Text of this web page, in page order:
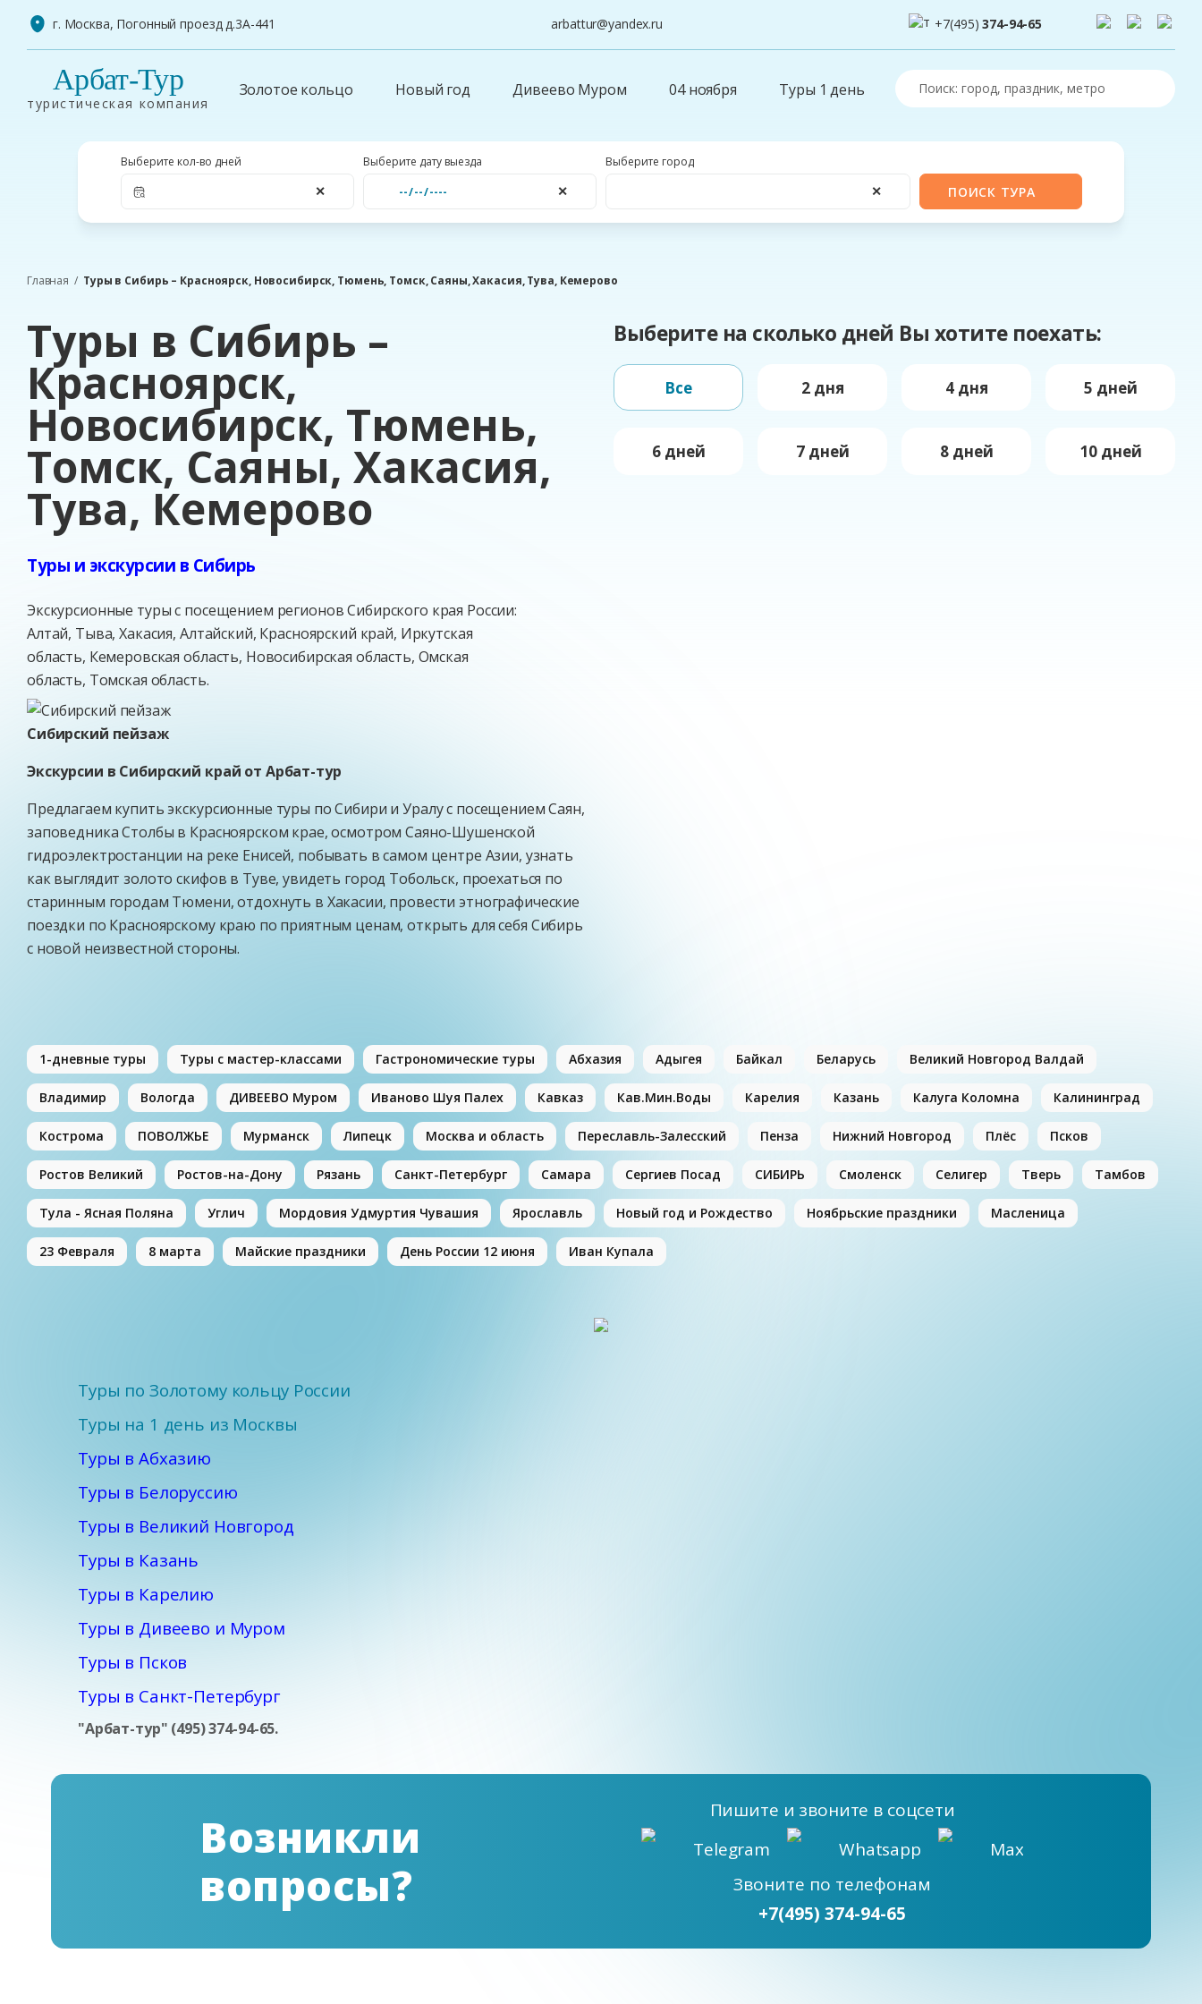
г. Москва, Погонный проезд д.3А-441 +7(495)374-94-65
arbattur@yandex.ru
Арбат-Тур
туристическая компания
Золотое кольцо Новый год Дивеево Муром 04 ноября Туры 1 день
Выберите кол-во дней
✕
Выберите дату выезда
✕
Выберите город
✕ ПОИСК ТУРА
Главная Туры в Сибирь – Красноярск, Новосибирск, Тюмень, Томск, Саяны, Хакасия, Тува, Кемерово
Туры в Сибирь –
Красноярск,
Новосибирск, Тюмень,
Томск, Саяны, Хакасия,
Тува, Кемерово
Туры и экскурсии в Сибирь
Экскурсионные туры с посещением регионов Сибирского края России:
Алтай, Тыва, Хакасия, Алтайский, Красноярский край, Иркутская
область, Кемеровская область, Новосибирская область, Омская
область, Томская область.
Сибирский пейзаж
Экскурсии в Сибирский край от Арбат-тур
Предлагаем купить экскурсионные туры по Сибири и Уралу с посещением Саян,
заповедника Столбы в Красноярском крае, осмотром Саяно-Шушенской
гидроэлектростанции на реке Енисей, побывать в самом центре Азии, узнать
как выглядит золото скифов в Туве, увидеть город Тобольск, проехаться по
старинным городам Тюмени, отдохнуть в Хакасии, провести этнографические
поездки по Красноярскому краю по приятным ценам, открыть для себя Сибирь
с новой неизвестной стороны.
Выберите на сколько дней Вы хотите поехать:
Все 2 дня 4 дня 5 дней
6 дней 7 дней 8 дней 10 дней
1-дневные туры Туры с мастер-классами Гастрономические туры Абхазия Адыгея Байкал Беларусь Великий Новгород Валдай
Владимир Вологда ДИВЕЕВО Муром Иваново Шуя Палех Кавказ Кав.Мин.Воды Карелия Казань Калуга Коломна Калининград
Кострома ПОВОЛЖЬЕ Мурманск Липецк Москва и область Переславль-Залесский Пенза Нижний Новгород Плёс Псков
Ростов Великий Ростов-на-Дону Рязань Санкт-Петербург Самара Сергиев Посад СИБИРЬ Смоленск Селигер Тверь Тамбов
Тула - Ясная Поляна Углич Мордовия Удмуртия Чувашия Ярославль Новый год и Рождество Ноябрьские праздники Масленица
23 Февраля 8 марта Майские праздники День России 12 июня Иван Купала
Туры по Золотому кольцу России
Туры на 1 день из Москвы
Туры в Абхазию
Туры в Белоруссию
Туры в Великий Новгород
Туры в Казань
Туры в Карелию
Туры в Дивеево и Муром
Туры в Псков
Туры в Санкт-Петербург
"Арбат-тур" (495) 374-94-65.
Возникли
вопросы?
Пишите и звоните в соцсети
Telegram
Whatsapp
Max
Звоните по телефонам
+7(495) 374-94-65